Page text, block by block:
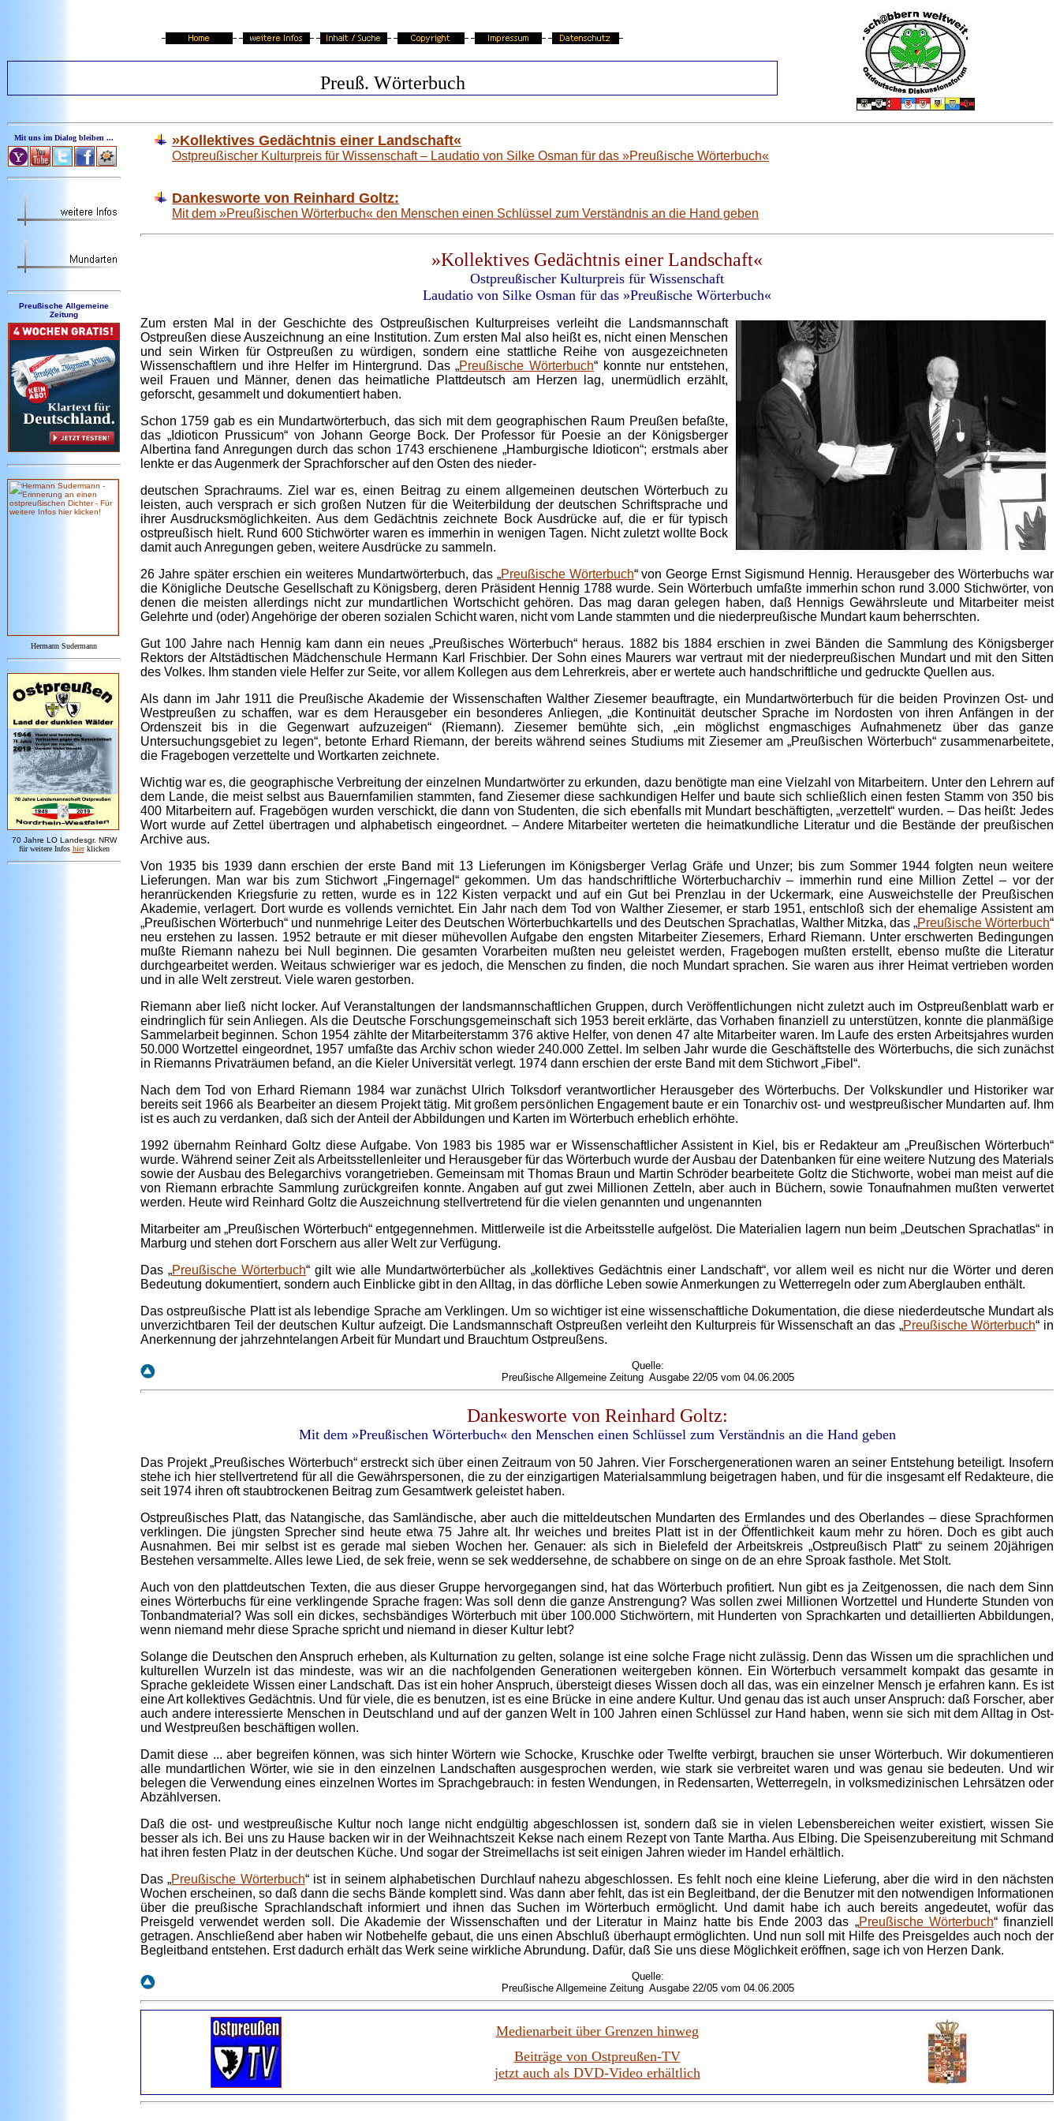
Preuß. Wörterbuch
Mit uns im Dialog bleiben ...
Preußische Allgemeine
Zeitung
Hermann Sudermann
70 Jahre LO Landesgr. NRW
für weitere Infos hier klicken
»Kollektives Gedächtnis einer Landschaft«
Ostpreußischer Kulturpreis für Wissenschaft – Laudatio von Silke Osman für das »Preußische Wörterbuch«
Dankesworte von Reinhard Goltz:
Mit dem »Preußischen Wörterbuch« den Menschen einen Schlüssel zum Verständnis an die Hand geben
»Kollektives Gedächtnis einer Landschaft«
Ostpreußischer Kulturpreis für Wissenschaft
Laudatio von Silke Osman für das »Preußische Wörterbuch«
Zum ersten Mal in der Geschichte des Ostpreußischen Kulturpreises verleiht die Landsmannschaft
Ostpreußen diese Auszeichnung an eine Institution. Zum ersten Mal also heißt es, nicht einen Menschen
und sein Wirken für Ostpreußen zu würdigen, sondern eine stattliche Reihe von ausgezeichneten
Wissenschaftlern und ihre Helfer im Hintergrund. Das „Preußische Wörterbuch“ konnte nur entstehen,
weil Frauen und Männer, denen das heimatliche Plattdeutsch am Herzen lag, unermüdlich erzählt,
geforscht, gesammelt und dokumentiert haben.
Schon 1759 gab es ein Mundartwörterbuch, das sich mit dem geographischen Raum Preußen befaßte,
das „Idioticon Prussicum“ von Johann George Bock. Der Professor für Poesie an der Königsberger
Albertina fand Anregungen durch das schon 1743 erschienene „Hamburgische Idioticon“; erstmals aber
lenkte er das Augenmerk der Sprachforscher auf den Osten des nieder-
deutschen Sprachraums. Ziel war es, einen Beitrag zu einem allgemeinen deutschen Wörterbuch zu
leisten, auch versprach er sich großen Nutzen für die Weiterbildung der deutschen Schriftsprache und
ihrer Ausdrucksmöglichkeiten. Aus dem Gedächtnis zeichnete Bock Ausdrücke auf, die er für typisch
ostpreußisch hielt. Rund 600 Stichwörter waren es immerhin in wenigen Tagen. Nicht zuletzt wollte Bock
damit auch Anregungen geben, weitere Ausdrücke zu sammeln.
26 Jahre später erschien ein weiteres Mundartwörterbuch, das „Preußische Wörterbuch“ von George Ernst Sigismund Hennig. Herausgeber des Wörterbuchs war
die Königliche Deutsche Gesellschaft zu Königsberg, deren Präsident Hennig 1788 wurde. Sein Wörterbuch umfaßte immerhin schon rund 3.000 Stichwörter, von
denen die meisten allerdings nicht zur mundartlichen Wortschicht gehören. Das mag daran gelegen haben, daß Hennigs Gewährsleute und Mitarbeiter meist
Gelehrte und (oder) Angehörige der oberen sozialen Schicht waren, nicht vom Lande stammten und die niederpreußische Mundart kaum beherrschten.
Gut 100 Jahre nach Hennig kam dann ein neues „Preußisches Wörterbuch“ heraus. 1882 bis 1884 erschien in zwei Bänden die Sammlung des Königsberger
Rektors der Altstädtischen Mädchenschule Hermann Karl Frischbier. Der Sohn eines Maurers war vertraut mit der niederpreußischen Mundart und mit den Sitten
des Volkes. Ihm standen viele Helfer zur Seite, vor allem Kollegen aus dem Lehrerkreis, aber er wertete auch handschriftliche und gedruckte Quellen aus.
Als dann im Jahr 1911 die Preußische Akademie der Wissenschaften Walther Ziesemer beauftragte, ein Mundartwörterbuch für die beiden Provinzen Ost- und
Westpreußen zu schaffen, war es dem Herausgeber ein besonderes Anliegen, „die Kontinuität deutscher Sprache im Nordosten von ihren Anfängen in der
Ordenszeit bis in die Gegenwart aufzuzeigen“ (Riemann). Ziesemer bemühte sich, „ein möglichst engmaschiges Aufnahmenetz über das ganze
Untersuchungsgebiet zu legen“, betonte Erhard Riemann, der bereits während seines Studiums mit Ziesemer am „Preußischen Wörterbuch“ zusammenarbeitete,
die Fragebogen verzettelte und Wortkarten zeichnete.
Wichtig war es, die geographische Verbreitung der einzelnen Mundartwörter zu erkunden, dazu benötigte man eine Vielzahl von Mitarbeitern. Unter den Lehrern auf
dem Lande, die meist selbst aus Bauernfamilien stammten, fand Ziesemer diese sachkundigen Helfer und baute sich schließlich einen festen Stamm von 350 bis
400 Mitarbeitern auf. Fragebögen wurden verschickt, die dann von Studenten, die sich ebenfalls mit Mundart beschäftigten, „verzettelt“ wurden. – Das heißt: Jedes
Wort wurde auf Zettel übertragen und alphabetisch eingeordnet. – Andere Mitarbeiter werteten die heimatkundliche Literatur und die Bestände der preußischen
Archive aus.
Von 1935 bis 1939 dann erschien der erste Band mit 13 Lieferungen im Königsberger Verlag Gräfe und Unzer; bis zum Sommer 1944 folgten neun weitere
Lieferungen. Man war bis zum Stichwort „Fingernagel“ gekommen. Um das handschriftliche Wörterbucharchiv – immerhin rund eine Million Zettel – vor der
heranrückenden Kriegsfurie zu retten, wurde es in 122 Kisten verpackt und auf ein Gut bei Prenzlau in der Uckermark, eine Ausweichstelle der Preußischen
Akademie, verlagert. Dort wurde es vollends vernichtet. Ein Jahr nach dem Tod von Walther Ziesemer, er starb 1951, entschloß sich der ehemalige Assistent am
„Preußischen Wörterbuch“ und nunmehrige Leiter des Deutschen Wörterbuchkartells und des Deutschen Sprachatlas, Walther Mitzka, das „Preußische Wörterbuch“
neu erstehen zu lassen. 1952 betraute er mit dieser mühevollen Aufgabe den engsten Mitarbeiter Ziesemers, Erhard Riemann. Unter erschwerten Bedingungen
mußte Riemann nahezu bei Null beginnen. Die gesamten Vorarbeiten mußten neu geleistet werden, Fragebogen mußten erstellt, ebenso mußte die Literatur
durchgearbeitet werden. Weitaus schwieriger war es jedoch, die Menschen zu finden, die noch Mundart sprachen. Sie waren aus ihrer Heimat vertrieben worden
und in alle Welt zerstreut. Viele waren gestorben.
Riemann aber ließ nicht locker. Auf Veranstaltungen der landsmannschaftlichen Gruppen, durch Veröffentlichungen nicht zuletzt auch im Ostpreußenblatt warb er
eindringlich für sein Anliegen. Als die Deutsche Forschungsgemeinschaft sich 1953 bereit erklärte, das Vorhaben finanziell zu unterstützen, konnte die planmäßige
Sammelarbeit beginnen. Schon 1954 zählte der Mitarbeiterstamm 376 aktive Helfer, von denen 47 alte Mitarbeiter waren. Im Laufe des ersten Arbeitsjahres wurden
50.000 Wortzettel eingeordnet, 1957 umfaßte das Archiv schon wieder 240.000 Zettel. Im selben Jahr wurde die Geschäftstelle des Wörterbuchs, die sich zunächst
in Riemanns Privaträumen befand, an die Kieler Universität verlegt. 1974 dann erschien der erste Band mit dem Stichwort „Fibel“.
Nach dem Tod von Erhard Riemann 1984 war zunächst Ulrich Tolksdorf verantwortlicher Herausgeber des Wörterbuchs. Der Volkskundler und Historiker war
bereits seit 1966 als Bearbeiter an diesem Projekt tätig. Mit großem persönlichen Engagement baute er ein Tonarchiv ost- und westpreußischer Mundarten auf. Ihm
ist es auch zu verdanken, daß sich der Anteil der Abbildungen und Karten im Wörterbuch erheblich erhöhte.
1992 übernahm Reinhard Goltz diese Aufgabe. Von 1983 bis 1985 war er Wissenschaftlicher Assistent in Kiel, bis er Redakteur am „Preußischen Wörterbuch“
wurde. Während seiner Zeit als Arbeitsstellenleiter und Herausgeber für das Wörterbuch wurde der Ausbau der Datenbanken für eine weitere Nutzung des Materials
sowie der Ausbau des Belegarchivs vorangetrieben. Gemeinsam mit Thomas Braun und Martin Schröder bearbeitete Goltz die Stichworte, wobei man meist auf die
von Riemann erbrachte Sammlung zurückgreifen konnte. Angaben auf gut zwei Millionen Zetteln, aber auch in Büchern, sowie Tonaufnahmen mußten verwertet
werden. Heute wird Reinhard Goltz die Auszeichnung stellvertretend für die vielen genannten und ungenannten
Mitarbeiter am „Preußischen Wörterbuch“ entgegennehmen. Mittlerweile ist die Arbeitsstelle aufgelöst. Die Materialien lagern nun beim „Deutschen Sprachatlas“ in
Marburg und stehen dort Forschern aus aller Welt zur Verfügung.
Das „Preußische Wörterbuch“ gilt wie alle Mundartwörterbücher als „kollektives Gedächtnis einer Landschaft“, vor allem weil es nicht nur die Wörter und deren
Bedeutung dokumentiert, sondern auch Einblicke gibt in den Alltag, in das dörfliche Leben sowie Anmerkungen zu Wetterregeln oder zum Aberglauben enthält.
Das ostpreußische Platt ist als lebendige Sprache am Verklingen. Um so wichtiger ist eine wissenschaftliche Dokumentation, die diese niederdeutsche Mundart als
unverzichtbaren Teil der deutschen Kultur aufzeigt. Die Landsmannschaft Ostpreußen verleiht den Kulturpreis für Wissenschaft an das „Preußische Wörterbuch“ in
Anerkennung der jahrzehntelangen Arbeit für Mundart und Brauchtum Ostpreußens.
Quelle:
Preußische Allgemeine Zeitung Ausgabe 22/05 vom 04.06.2005
Dankesworte von Reinhard Goltz:
Mit dem »Preußischen Wörterbuch« den Menschen einen Schlüssel zum Verständnis an die Hand geben
Das Projekt „Preußisches Wörterbuch“ erstreckt sich über einen Zeitraum von 50 Jahren. Vier Forschergenerationen waren an seiner Entstehung beteiligt. Insofern
stehe ich hier stellvertretend für all die Gewährspersonen, die zu der einzigartigen Materialsammlung beigetragen haben, und für die insgesamt elf Redakteure, die
seit 1974 ihren oft staubtrockenen Beitrag zum Gesamtwerk geleistet haben.
Ostpreußisches Platt, das Natangische, das Samländische, aber auch die mitteldeutschen Mundarten des Ermlandes und des Oberlandes – diese Sprachformen
verklingen. Die jüngsten Sprecher sind heute etwa 75 Jahre alt. Ihr weiches und breites Platt ist in der Öffentlichkeit kaum mehr zu hören. Doch es gibt auch
Ausnahmen. Bei mir selbst ist es gerade mal sieben Wochen her. Genauer: als sich in Bielefeld der Arbeitskreis „Ostpreußisch Platt“ zu seinem 20jährigen
Bestehen versammelte. Alles lewe Lied, de sek freie, wenn se sek weddersehne, de schabbere on singe on de an ehre Sproak fasthole. Met Stolt.
Auch von den plattdeutschen Texten, die aus dieser Gruppe hervorgegangen sind, hat das Wörterbuch profitiert. Nun gibt es ja Zeitgenossen, die nach dem Sinn
eines Wörterbuchs für eine verklingende Sprache fragen: Was soll denn die ganze Anstrengung? Was sollen zwei Millionen Wortzettel und Hunderte Stunden von
Tonbandmaterial? Was soll ein dickes, sechsbändiges Wörterbuch mit über 100.000 Stichwörtern, mit Hunderten von Sprachkarten und detaillierten Abbildungen,
wenn niemand mehr diese Sprache spricht und niemand in dieser Kultur lebt?
Solange die Deutschen den Anspruch erheben, als Kulturnation zu gelten, solange ist eine solche Frage nicht zulässig. Denn das Wissen um die sprachlichen und
kulturellen Wurzeln ist das mindeste, was wir an die nachfolgenden Generationen weitergeben können. Ein Wörterbuch versammelt kompakt das gesamte in
Sprache gekleidete Wissen einer Landschaft. Das ist ein hoher Anspruch, übersteigt dieses Wissen doch all das, was ein einzelner Mensch je erfahren kann. Es ist
eine Art kollektives Gedächtnis. Und für viele, die es benutzen, ist es eine Brücke in eine andere Kultur. Und genau das ist auch unser Anspruch: daß Forscher, aber
auch andere interessierte Menschen in Deutschland und auf der ganzen Welt in 100 Jahren einen Schlüssel zur Hand haben, wenn sie sich mit dem Alltag in Ost-
und Westpreußen beschäftigen wollen.
Damit diese ... aber begreifen können, was sich hinter Wörtern wie Schocke, Kruschke oder Twelfte verbirgt, brauchen sie unser Wörterbuch. Wir dokumentieren
alle mundartlichen Wörter, wie sie in den einzelnen Landschaften ausgesprochen werden, wie stark sie verbreitet waren und was genau sie bedeuten. Und wir
belegen die Verwendung eines einzelnen Wortes im Sprachgebrauch: in festen Wendungen, in Redensarten, Wetterregeln, in volksmedizinischen Lehrsätzen oder
Abzählversen.
Daß die ost- und westpreußische Kultur noch lange nicht endgültig abgeschlossen ist, sondern daß sie in vielen Lebensbereichen weiter existiert, wissen Sie
besser als ich. Bei uns zu Hause backen wir in der Weihnachtszeit Kekse nach einem Rezept von Tante Martha. Aus Elbing. Die Speisenzubereitung mit Schmand
hat ihren festen Platz in der deutschen Küche. Und sogar der Streimellachs ist seit einigen Jahren wieder im Handel erhältlich.
Das „Preußische Wörterbuch“ ist in seinem alphabetischen Durchlauf nahezu abgeschlossen. Es fehlt noch eine kleine Lieferung, aber die wird in den nächsten
Wochen erscheinen, so daß dann die sechs Bände komplett sind. Was dann aber fehlt, das ist ein Begleitband, der die Benutzer mit den notwendigen Informationen
über die preußische Sprachlandschaft informiert und ihnen das Suchen im Wörterbuch ermöglicht. Und damit habe ich auch bereits angedeutet, wofür das
Preisgeld verwendet werden soll. Die Akademie der Wissenschaften und der Literatur in Mainz hatte bis Ende 2003 das „Preußische Wörterbuch“ finanziell
getragen. Anschließend aber haben wir Notbehelfe gebaut, die uns einen Abschluß überhaupt ermöglichten. Und nun soll mit Hilfe des Preisgeldes auch noch der
Begleitband entstehen. Erst dadurch erhält das Werk seine wirkliche Abrundung. Dafür, daß Sie uns diese Möglichkeit eröffnen, sage ich von Herzen Dank.
Quelle:
Preußische Allgemeine Zeitung Ausgabe 22/05 vom 04.06.2005
Medienarbeit über Grenzen hinweg
Beiträge von Ostpreußen-TV
jetzt auch als DVD-Video erhältlich